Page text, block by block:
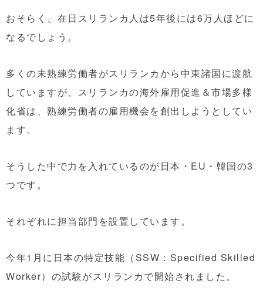
おそらく、在日スリランカ人は5年後には6万人ほどに
なるでしょう。
多くの未熟練労働者がスリランカから中東諸国に渡航
していますが、スリランカの海外雇用促進＆市場多様
化省は、熟練労働者の雇用機会を創出しようとしてい
ます。
そうした中で力を入れているのが日本・EU・韓国の3
つです。
それぞれに担当部門を設置しています。
今年1月に日本の特定技能（SSW：Specified Skilled
Worker）の試験がスリランカで開始されました。